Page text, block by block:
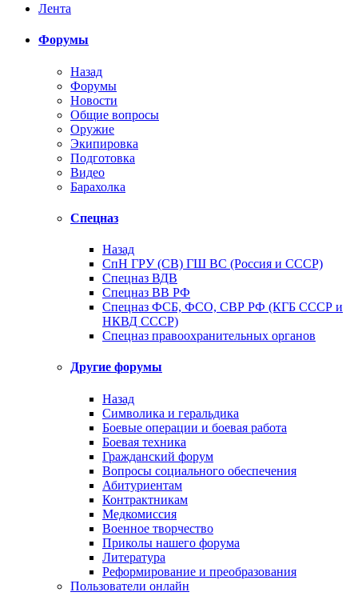
Лента
Форумы
Назад
Форумы
Новости
Общие вопросы
Оружие
Экипировка
Подготовка
Видео
Барахолка
Спецназ
Назад
СпН ГРУ (СВ) ГШ ВС (Россия и СССР)
Спецназ ВДВ
Спецназ ВВ РФ
Спецназ ФСБ, ФСО, СВР РФ (КГБ СССР и
НКВД СССР)
Спецназ правоохранительных органов
Другие форумы
Назад
Символика и геральдика
Боевые операции и боевая работа
Боевая техника
Гражданский форум
Вопросы социального обеспечения
Абитуриентам
Контрактникам
Медкомиссия
Военное творчество
Приколы нашего форума
Литература
Реформирование и преобразования
Пользователи онлайн